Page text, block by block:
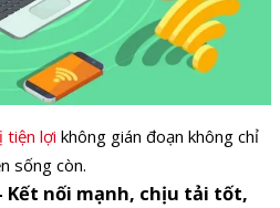
tiện lợi không gián đoạn không chỉ
sống còn.
Kết nối mạnh, chịu tải tốt,